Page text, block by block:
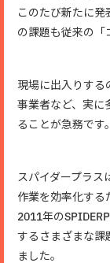
このたび新たに発
の課題も従来の「
現場に出入りする
事業者など、実に
ることが急務です。
スパイダープラス
作業を効率化する
2011年の
するさまざまな課
ました。